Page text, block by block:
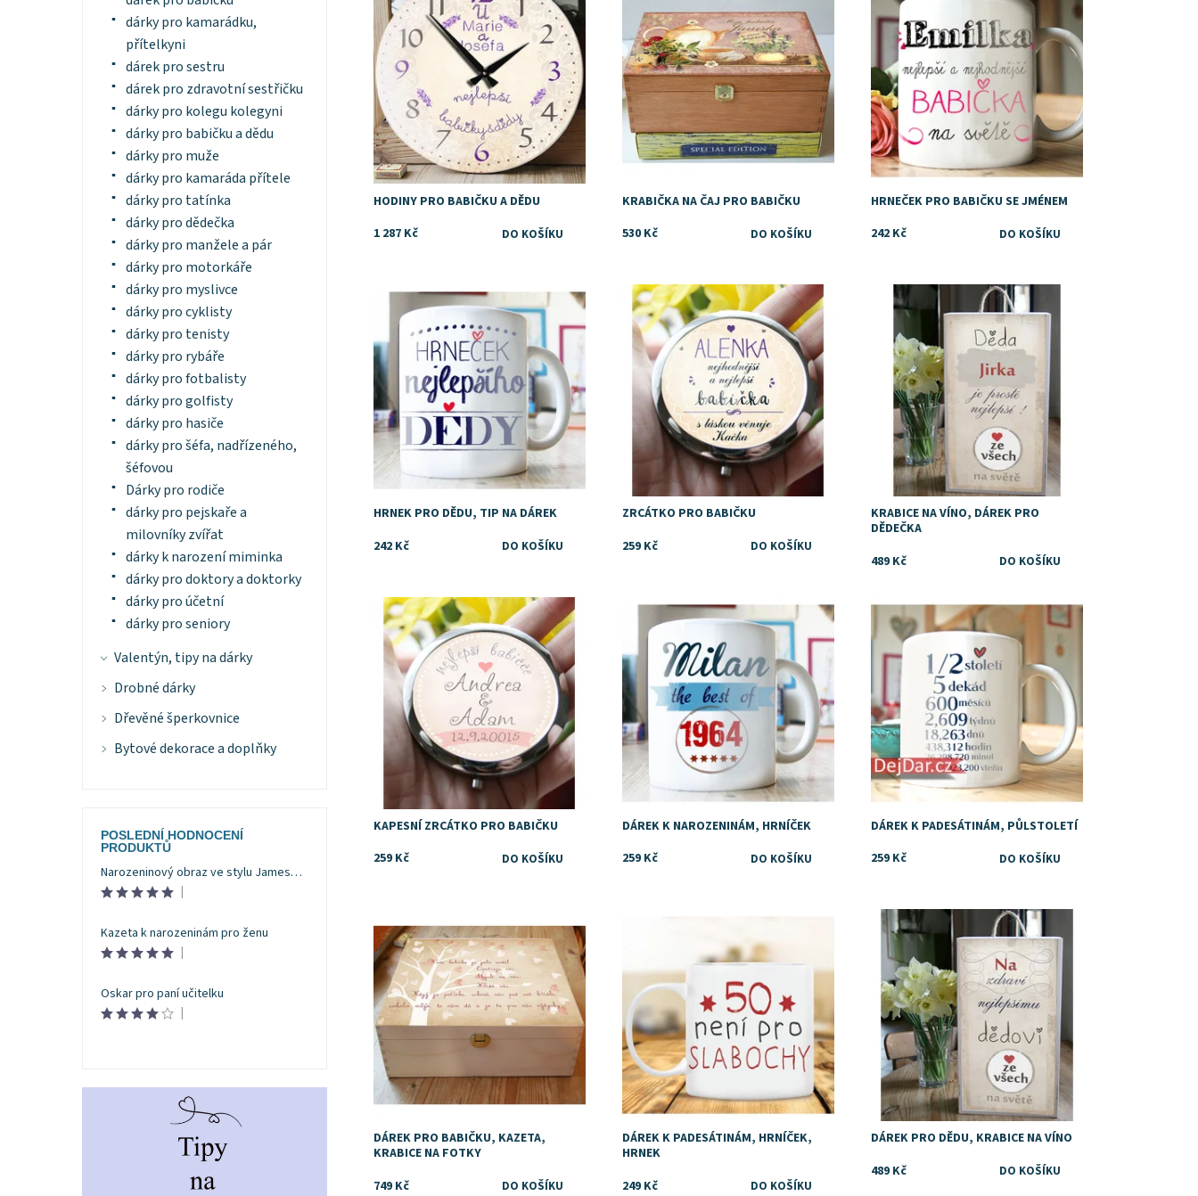
HODINY PRO BABIČKU A DĚDU
1 287 Kč
KRABIČKA NA ČAJ PRO BABIČKU
530 Kč
HRNEČEK PRO BABIČKU SE JMÉNEM
242 Kč
Dostupnost: Skladem
HRNEK PRO DĚDU, TIP NA DÁREK
242 Kč
Dostupnost: Skladem
ZRCÁTKO PRO BABIČKU
259 Kč
Dostupnost: Skladem
KRABICE NA VÍNO, DÁREK PRO
DĚDEČKA
489 Kč
Dostupnost: Skladem
KAPESNÍ ZRCÁTKO PRO BABIČKU
259 Kč
Dostupnost: Skladem
DÁREK K NAROZENINÁM, HRNÍČEK
259 Kč
Dostupnost: Skladem
DÁREK K PADESÁTINÁM, PŮLSTOLETÍ
259 Kč
Značka:
DejDar
DÁREK PRO BABIČKU, KAZETA,
KRABICE NA FOTKY
749 Kč
DÁREK K PADESÁTINÁM, HRNÍČEK,
HRNEK
249 Kč
Dostupnost: Skladem
DÁREK PRO DĚDU, KRABICE NA VÍNO
489 Kč
dárky pro kamarádku,
přítelkyni
dárek pro sestru
dárek pro zdravotní sestřičku
dárky pro kolegu kolegyni
dárky pro babičku a dědu
dárky pro muže
dárky pro kamaráda přítele
dárky pro tatínka
dárky pro dědečka
dárky pro manžele a pár
dárky pro motorkáře
dárky pro myslivce
dárky pro cyklisty
dárky pro tenisty
dárky pro rybáře
dárky pro fotbalisty
dárky pro golfisty
dárky pro hasiče
dárky pro šéfa, nadřízeného,
šéfovou
Dárky pro rodiče
dárky pro pejskaře a
milovníky zvířat
dárky k narození miminka
dárky pro doktory a doktorky
dárky pro účetní
dárky pro seniory
Valentýn, tipy na dárky
Drobné dárky
Dřevěné šperkovnice
Bytové dekorace a doplňky
POSLEDNÍ HODNOCENÍ
PRODUKTŮ
Narozeninový obraz ve stylu Jamese Bonda
|
Kazeta k narozeninám pro ženu
|
Oskar pro paní učitelku
|